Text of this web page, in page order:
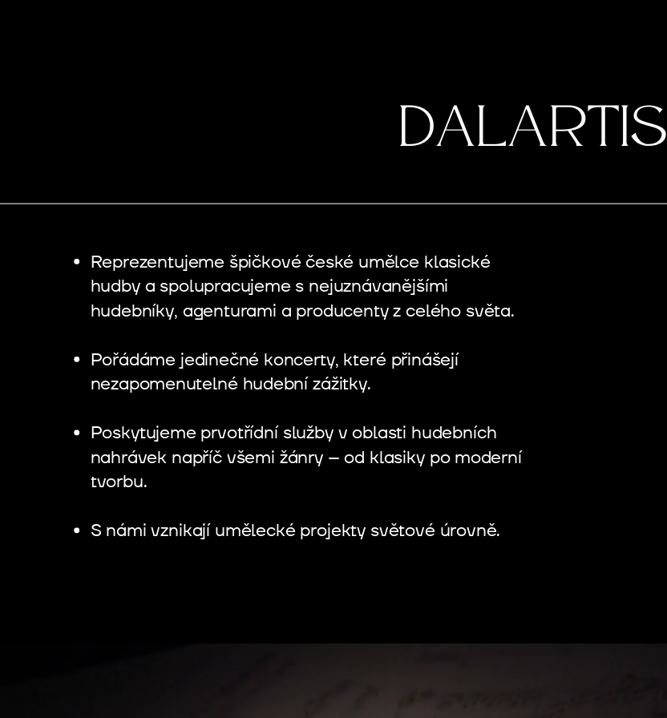
Reprezentujeme špičkové české umělce klasické
hudby a spolupracujeme s nejuznávanějšími
hudebníky, agenturami a producenty z celého světa.
Pořádáme jedinečné koncerty, které přinášejí
nezapomenutelné hudební zážitky.
Poskytujeme prvotřídní služby v oblasti hudebních
nahrávek napříč všemi žánry – od klasiky po moderní
tvorbu.
S námi vznikají umělecké projekty světové úrovně.
Dalartis